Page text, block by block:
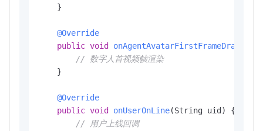
    }
@Override
public void onAgentAvatarFirstFrameDrawn
// 数字人首视频帧渲染
    }
@Override
public void onUserOnLine(String uid)
{
// 用户上线回调